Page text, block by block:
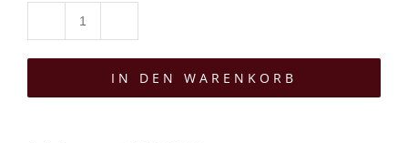
Attic
Haarnadel
IN DEN WARENKORB